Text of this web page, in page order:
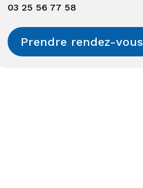
03 25 56 77 58
Prendre rendez-vous